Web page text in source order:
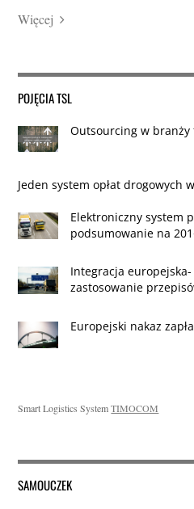
Więcej
POJĘCIA TSL
Outsourcing w
Jeden system opłat drogowych
Elektroniczny system
podsumowanie na
Integracja
zastosowanie
Europejski nakaz
Smart Logistics SystemTIMOCOM
SAMOUCZEK